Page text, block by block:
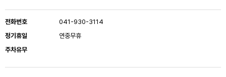
전화번호
041-930-3114
정기휴일
연중무휴
주차유무